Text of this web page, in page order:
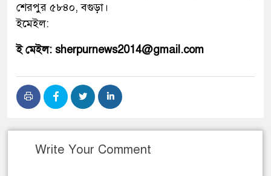
শেরপুর ৫৮৪০, বগুড়া।
ইমেইল:
ই মেইল: sherpurnews2014@gmail.com
Write Your Comment